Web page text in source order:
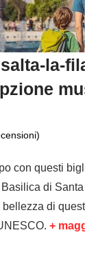
la-
con questi
di
di
+